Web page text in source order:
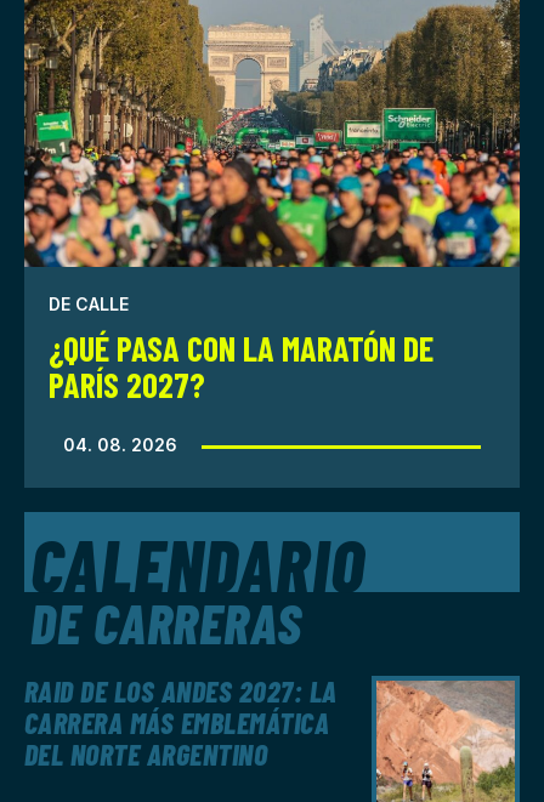
DE CALLE
¿QUÉ PASA CON LA MARATÓN DE
PARÍS 2027?
04. 08. 2026
CALENDARIO
DE CARRERAS
RAID DE LOS ANDES 2027: LA
CARRERA MÁS EMBLEMÁTICA
DEL NORTE ARGENTINO